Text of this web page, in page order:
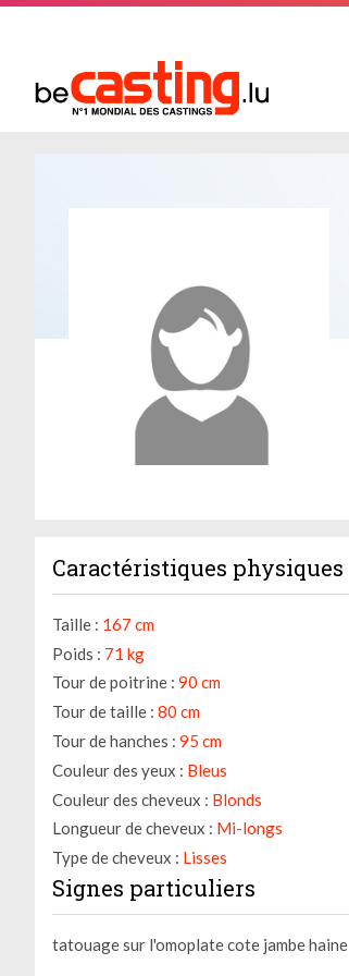
Caractéristiques physiques
Taille : 167 cm
Poids : 71 kg
Tour de poitrine : 90 cm
Tour de taille : 80 cm
Tour de hanches : 95 cm
Couleur des yeux : Bleus
Couleur des cheveux : Blonds
Longueur de cheveux : Mi-longs
Type de cheveux : Lisses
Signes particuliers
tatouage sur l'omoplate cote jambe haine